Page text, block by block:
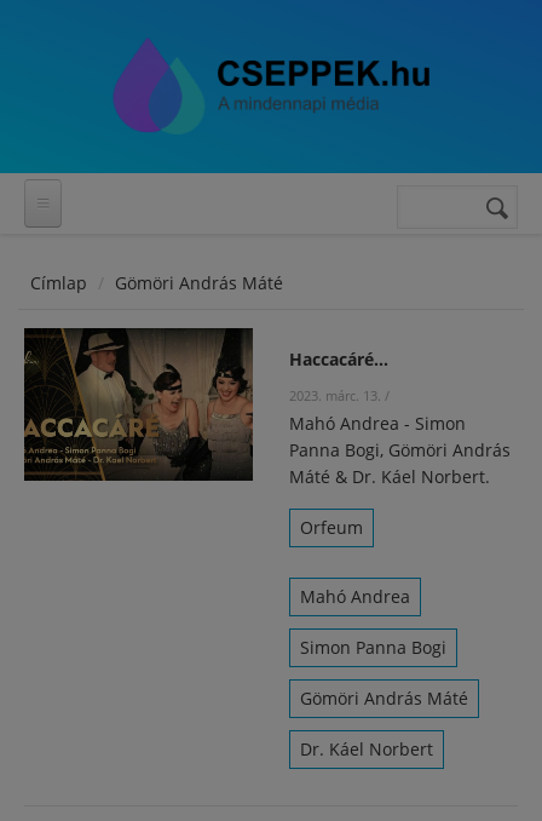
Keresés
Címlap Gömöri András Máté
Haccacáré…
2023. márc. 13. /
Mahó Andrea - Simon
Panna Bogi, Gömöri András
Máté & Dr. Káel Norbert.
Orfeum
Mahó Andrea
Simon Panna Bogi
Gömöri András Máté
Dr. Káel Norbert